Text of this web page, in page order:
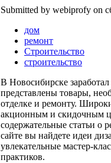
Submitted by webiprofy on
дом
ремонт
Строительство
строительство
В Новосибирске
представлены товары,
отделке и ремонту.
акционным и скидочным
содержательные статьи о
сайте вы найдете идеи
увлекательные мастер-
практиков.